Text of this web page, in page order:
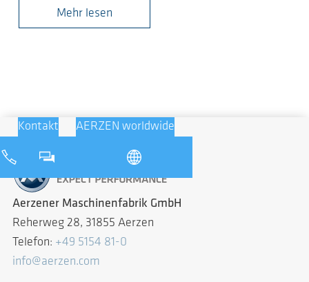
Mehr lesen
Kontakt AERZEN worldwide
Aerzener Maschinenfabrik GmbH
Reherweg 28, 31855 Aerzen
Telefon: +49 5154 81-0
info@aerzen.com